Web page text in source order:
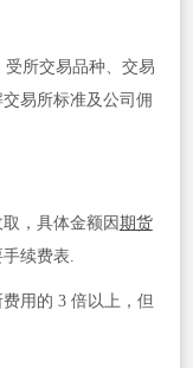
受所交易品种、交易
易所标准及公司佣
，具体金额因期货
续费表.
用的 3 倍以上，但